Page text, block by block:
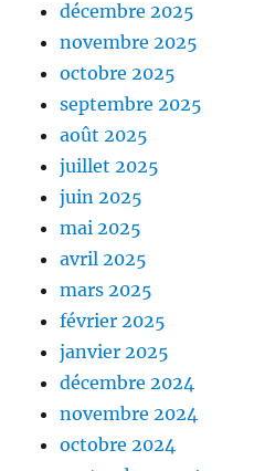
décembre 2025
novembre 2025
octobre 2025
septembre 2025
août 2025
juillet 2025
juin 2025
mai 2025
avril 2025
mars 2025
février 2025
janvier 2025
décembre 2024
novembre 2024
octobre 2024